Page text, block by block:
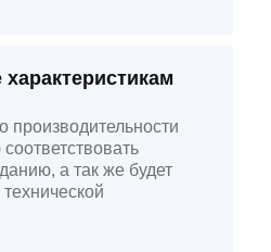
производительности
а так же будет